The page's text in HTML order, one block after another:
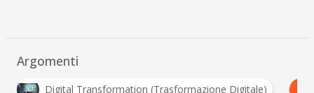
Argomenti
Transformation (Trasformazione Digitale) F Flazio